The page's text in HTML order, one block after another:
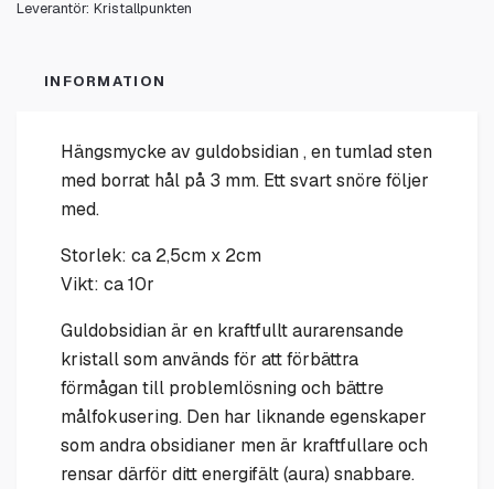
Leverantör: Kristallpunkten
INFORMATION
Hängsmycke av guldobsidian , en tumlad sten
med borrat hål på 3 mm. Ett svart snöre följer
med.
Storlek: ca 2,5cm x 2cm
Vikt: ca 10r
Guldobsidian är en kraftfullt aurarensande
kristall som används för att förbättra
förmågan till problemlösning och bättre
målfokusering. Den har liknande egenskaper
som andra obsidianer men är kraftfullare och
rensar därför ditt energifält (aura) snabbare.